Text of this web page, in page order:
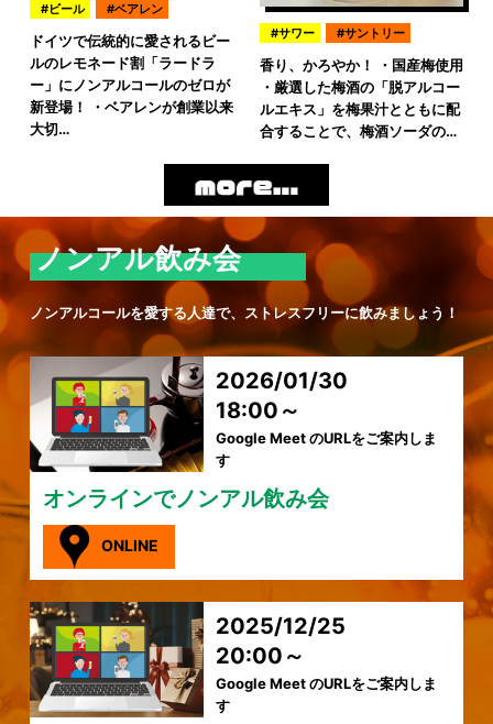
ビール ベアレン
ドイツで伝統的に愛されるビー
ルのレモネード割「ラードラ
ー」にノンアルコールのゼロが
新登場！ ・ベアレンが創業以来
大切…
サワー サントリー
香り、かろやか！ ・国産梅使用
・厳選した梅酒の「脱アルコー
ルエキス」を梅果汁とともに配
合することで、梅酒ソーダの…
ノンアル飲み会
ノンアルコールを愛する人達で、ストレスフリーに飲みましょう！
2026/01/30
18:00～
Google Meet のURLをご案内しま
す
オンラインでノンアル飲み会
ONLINE
2025/12/25
20:00～
Google Meet のURLをご案内しま
す